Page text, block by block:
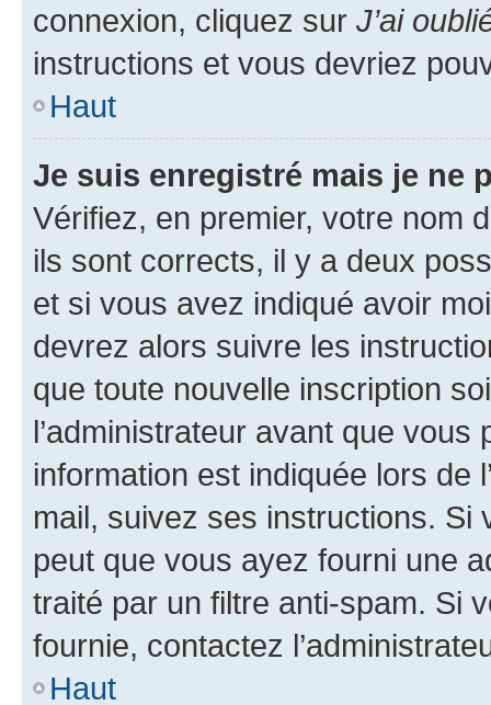
connexion, cliquez sur J’ai
instructions et vous devriez
Haut
Je suis enregistré mais je ne
Vérifiez, en premier, votre nom
ils sont corrects, il y a deux
et si vous avez indiqué avoir
devrez alors suivre les
que toute nouvelle inscription
l’administrateur avant que
information est indiquée lors de
mail, suivez ses instructions. Si
peut que vous ayez fourni une
traité par un filtre anti-spam. Si
fournie, contactez
Haut